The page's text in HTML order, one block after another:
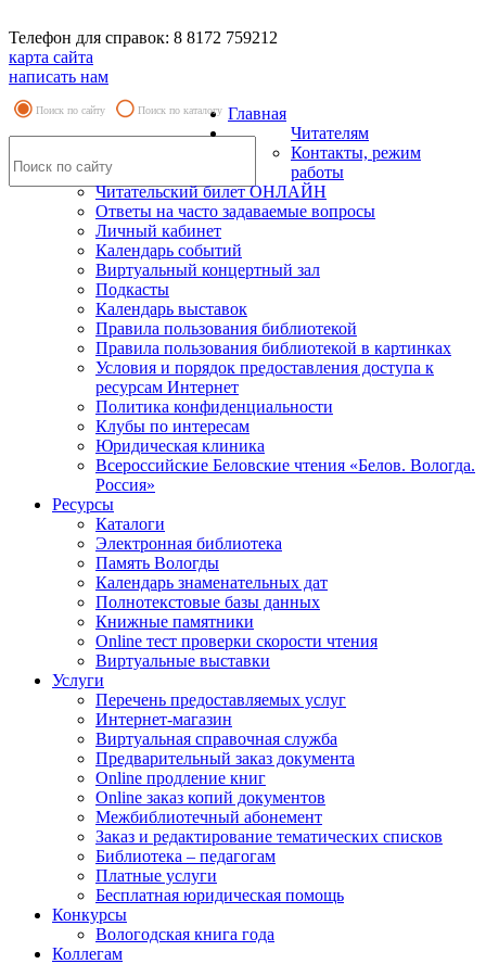
Телефон для справок: 8 8172 759212
карта сайта
написать нам
Поиск по сайту Поиск по каталогу Главная
Читателям
Контакты, режим
работы
Читательский билет ОНЛАЙН
Ответы на часто задаваемые вопросы
Личный кабинет
Календарь событий
Виртуальный концертный зал
Подкасты
Календарь выставок
Правила пользования библиотекой
Правила пользования библиотекой в картинках
Условия и порядок предоставления доступа к
ресурсам Интернет
Политика конфиденциальности
Клубы по интересам
Юридическая клиника
Всероссийские Беловские чтения «Белов. Вологда.
Россия»
Ресурсы
Каталоги
Электронная библиотека
Память Вологды
Календарь знаменательных дат
Полнотекстовые базы данных
Книжные памятники
Online тест проверки скорости чтения
Виртуальные выставки
Услуги
Перечень предоставляемых услуг
Интернет-магазин
Виртуальная справочная служба
Предварительный заказ документа
Online продление книг
Online заказ копий документов
Межбиблиотечный абонемент
Заказ и редактирование тематических списков
Библиотека – педагогам
Платные услуги
Бесплатная юридическая помощь
Конкурсы
Вологодская книга года
Коллегам